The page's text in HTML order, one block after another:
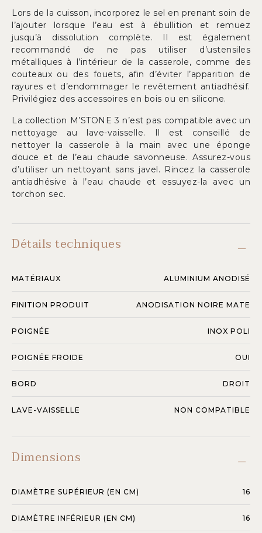
Lors de la cuisson, incorporez le sel en prenant soin de
l’ajouter lorsque l’eau est à ébullition et remuez
jusqu’à dissolution complète. Il est également
recommandé de ne pas utiliser d’ustensiles
métalliques à l’intérieur de la casserole, comme des
couteaux ou des fouets, afin d’éviter l’apparition de
rayures et d’endommager le revêtement antiadhésif.
Privilégiez des accessoires en bois ou en silicone.
La collection M’STONE 3 n’est pas compatible avec un
nettoyage au lave-vaisselle. Il est conseillé de
nettoyer la casserole à la main avec une éponge
douce et de l’eau chaude savonneuse. Assurez-vous
d’utiliser un nettoyant sans javel. Rincez la casserole
antiadhésive à l’eau chaude et essuyez-la avec un
torchon sec.
Détails techniques
MATÉRIAUX ALUMINIUM ANODISÉ
FINITION PRODUIT ANODISATION NOIRE MATE
POIGNÉE INOX POLI
POIGNÉE FROIDE OUI
BORD DROIT
LAVE-VAISSELLE NON COMPATIBLE
Dimensions
DIAMÈTRE SUPÉRIEUR (EN CM) 16
DIAMÈTRE INFÉRIEUR (EN CM) 16